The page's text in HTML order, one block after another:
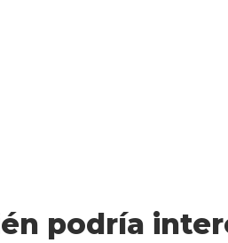
podría